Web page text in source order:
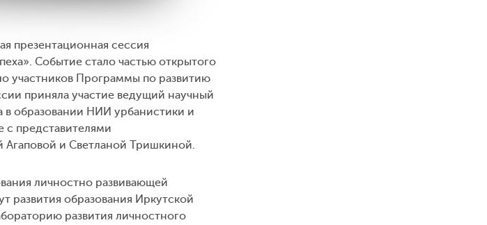
презентационная сессия
Событие стало частью открытого
участников Программы по развитию
приняла участие ведущий научный
в образовании НИИ урбанистики и
с представителями
Агаповой и Светланой Тришкиной.
личностно развивающей
развития образования Иркутской
развития личностного